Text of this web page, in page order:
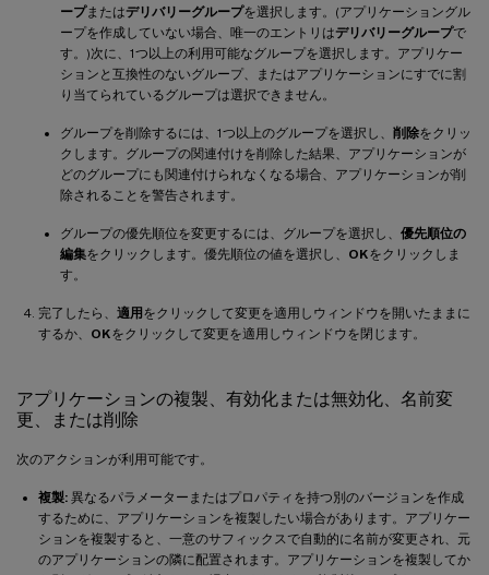
ープまたはデリバリーグループを選択します。(アプリケーショングル
ープを作成していない場合、唯一のエントリはデリバリーグループで
す。)次に、1つ以上の利用可能なグループを選択します。アプリケー
ションと互換性のないグループ、またはアプリケーションにすでに割
り当てられているグループは選択できません。
グループを削除するには、1つ以上のグループを選択し、 削除をクリッ
クします。グループの関連付けを削除した結果、アプリケーションが
どのグループにも関連付けられなくなる場合、アプリケーションが削
除されることを警告されます。
グループの優先順位を変更するには、グループを選択し、 優先順位の
編集をクリックします。優先順位の値を選択し、 OKをクリックしま
す。
完了したら、 適用をクリックして変更を適用しウィンドウを開いたままに
するか、 OKをクリックして変更を適用しウィンドウを閉じます。
アプリケーションの複製、有効化または無効化、名前変
更、または削除
次のアクションが利用可能です。
複製: 異なるパラメーターまたはプロパティを持つ別のバージョンを作成
するために、アプリケーションを複製したい場合があります。アプリケー
ションを複製すると、一意のサフィックスで自動的に名前が変更され、元
のアプリケーションの隣に配置されます。アプリケーションを複製してか